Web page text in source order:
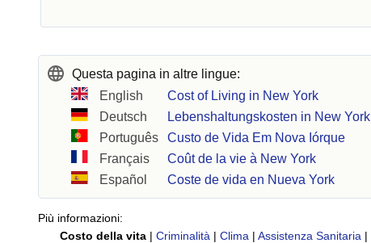
Questa pagina in altre lingue:
English
Cost of Living in New York
Deutsch
Lebenshaltungskosten in New York
Português
Custo de Vida Em Nova Iórque
Français
Coût de la vie à New York
Español
Coste de vida en Nueva York
Più informazioni:
Costo della vita | Criminalità | Clima | Assistenza Sanitaria |